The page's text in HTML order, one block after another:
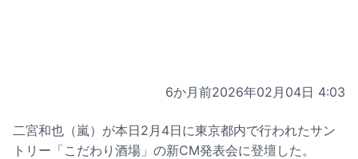
6か月前2026年02月04日 4:03
二宮和也（嵐）が本日2月4日に東京都内で行われたサン
トリー「こだわり酒場」の新CM発表会に登壇した。